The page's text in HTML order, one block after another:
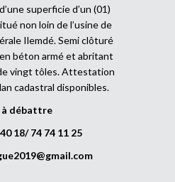
d’une superficie d’un (01)
non loin de l’usine de
Ilemdé. Semi clôturé
béton armé et abritant
vingt tôles. Attestation
cadastral disponibles.
à débattre
18/ 74 74 11 25